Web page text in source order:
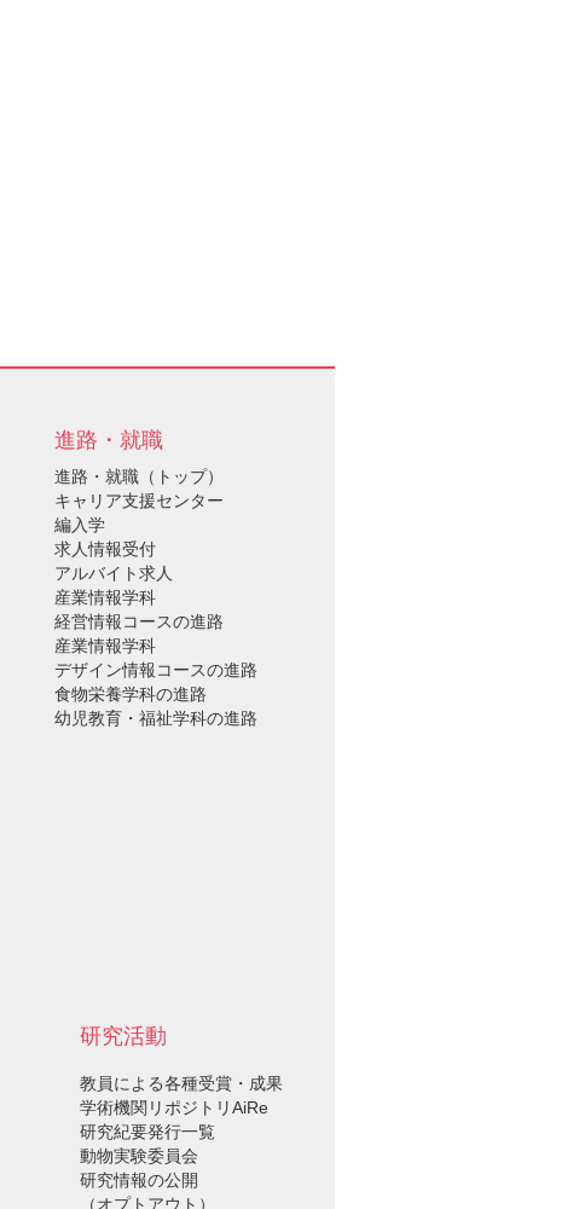
進路・就職
進路・就職（トップ）
キャリア支援センター
編入学
求人情報受付
アルバイト求人
産業情報学科
経営情報コースの進路
産業情報学科
デザイン情報コースの進路
食物栄養学科の進路
幼児教育・福祉学科の進路
研究活動
教員による各種受賞・成果
学術機関リポジトリAiRe
研究紀要発行一覧
動物実験委員会
研究情報の公開
（オプトアウト）